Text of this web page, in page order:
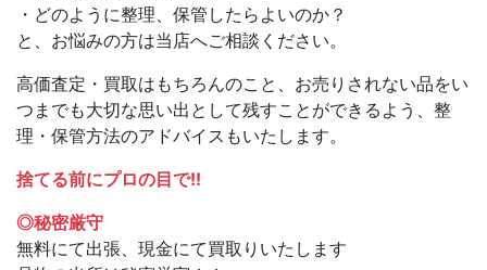
・どのように整理、保管したらよいのか？
と、お悩みの方は当店へご相談ください。
高価査定・買取はもちろんのこと、お売りされない品をい
つまでも大切な思い出として残すことができるよう、整
理・保管方法のアドバイスもいたします。
捨てる前にプロの目で!!
◎秘密厳守
無料にて出張、現金にて買取りいたします